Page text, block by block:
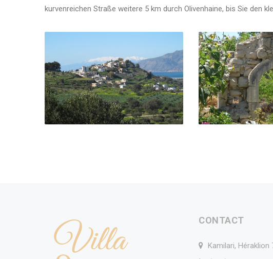
kurvenreichen Straße weitere 5 km durch Olivenhaine, bis Sie den
CONTACT
Kamilari, Héraklion